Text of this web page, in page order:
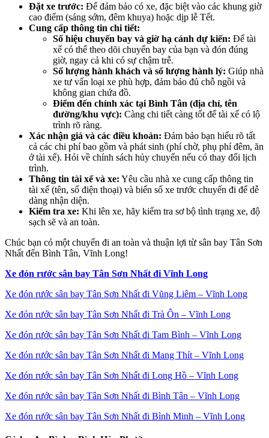
Đặt xe trước: Để đảm bảo có xe, đặc biệt vào các khung giờ
cao điểm (sáng sớm, đêm khuya) hoặc dịp lễ Tết.
Cung cấp thông tin chi tiết:
Số hiệu chuyến bay và giờ hạ cánh dự kiến: Để tài
xế có thể theo dõi chuyến bay của bạn và đón đúng
giờ, ngay cả khi có sự chậm trễ.
Số lượng hành khách và số lượng hành lý: Giúp nhà
xe tư vấn loại xe phù hợp, đảm bảo đủ chỗ ngồi và
không gian chứa đồ.
Điểm đến chính xác tại Bình Tân (địa chỉ, tên
đường/khu vực): Càng chi tiết càng tốt để tài xế có lộ
trình rõ ràng.
Xác nhận giá và các điều khoản: Đảm bảo bạn hiểu rõ tất
cả các chi phí bao gồm và phát sinh (phí chờ, phụ phí đêm, ăn
ở tài xế). Hỏi về chính sách hủy chuyến nếu có thay đổi lịch
trình.
Thông tin tài xế và xe: Yêu cầu nhà xe cung cấp thông tin
tài xế (tên, số điện thoại) và biển số xe trước chuyến đi để dễ
dàng nhận diện.
Kiểm tra xe: Khi lên xe, hãy kiểm tra sơ bộ tình trạng xe, độ
sạch sẽ và an toàn.
Chúc bạn có một chuyến đi an toàn và thuận lợi từ sân bay Tân Sơn
Nhất đến Bình Tân, Vĩnh Long!
Xe đón rước sân bay Tân Sơn Nhất đi Vĩnh Long
Xe đón rước sân bay Tân Sơn Nhất đi Vũng Liêm – Vĩnh Long
Xe đón rước sân bay Tân Sơn Nhất đi Trà Ôn – Vĩnh Long
Xe đón rước sân bay Tân Sơn Nhất đi Tam Bình – Vĩnh Long
Xe đón rước sân bay Tân Sơn Nhất đi Mang Thít – Vĩnh Long
Xe đón rước sân bay Tân Sơn Nhất đi Long Hồ – Vĩnh Long
Xe đón rước sân bay Tân Sơn Nhất đi Bình Tân – Vĩnh Long
Xe đón rước sân bay Tân Sơn Nhất đi Bình Minh – Vĩnh Long